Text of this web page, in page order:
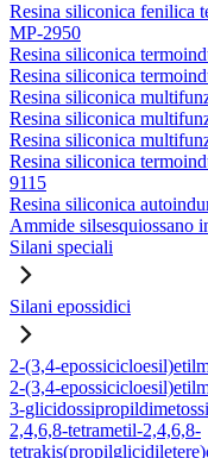
Resina siliconica fenilica
MP-2950
Resina siliconica
Resina siliconica
Resina siliconica
Resina siliconica
Resina siliconica
Resina siliconica
9115
Resina siliconica
Ammide silsesquiossano
Silani speciali
Silani epossidici
2-(3,4-
2-(3,4-
3-
2,4,6,8-tetrametil-2,4,6,8-